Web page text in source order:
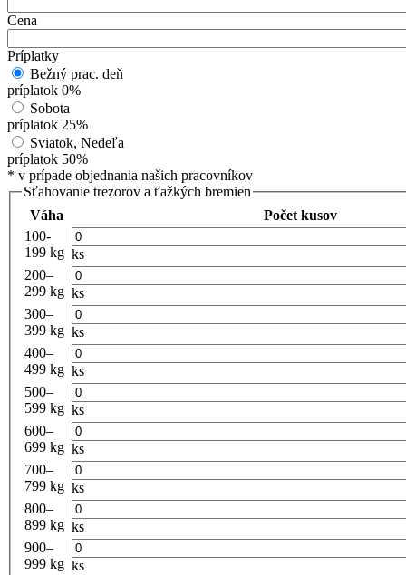
Cena
Príplatky
Bežný prac. deň
príplatok 0%
Sobota
príplatok 25%
Sviatok, Nedeľa
príplatok 50%
* v prípade objednania našich pracovníkov
Sťahovanie trezorov a ťažkých bremien
Váha
Počet kusov
100-
199 kg ks
200–
299 kg ks
300–
399 kg ks
400–
499 kg ks
500–
599 kg ks
600–
699 kg ks
700–
799 kg ks
800–
899 kg ks
900–
999 kg ks